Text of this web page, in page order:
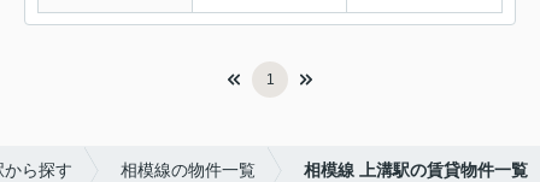
1
ら探す 相模線の物件一覧 相模線 上溝駅の賃貸物件一覧